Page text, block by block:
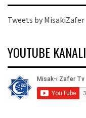
Tweets by MisakiZafer
YOUTUBE